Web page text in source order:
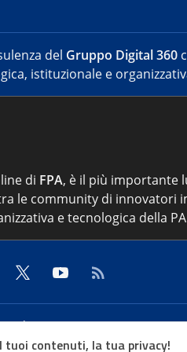
del Gruppo Digital 360
istituzionale e
di FPA, è il più importante
le community di innovatori
e tecnologica della
d – 00154 Roma
I tuoi contenuti, la tua privacy!